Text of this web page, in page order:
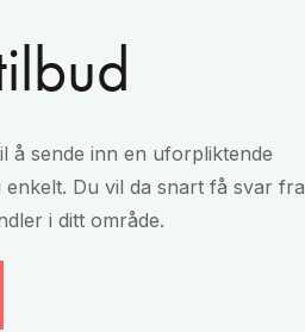
å sende inn en uforpliktende
Du vil da snart få svar fra
i ditt område.